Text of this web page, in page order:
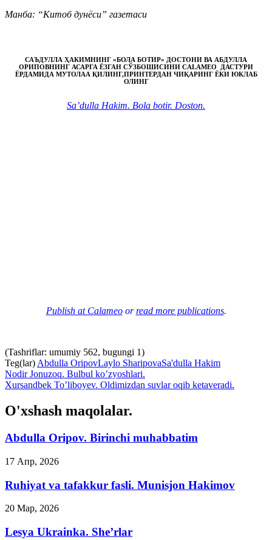
Манба: “Китоб дунёси” газетаси
САЪДУЛЛА ҲАКИМНИНГ «БОЛА БОТИР» ДОСТОНИ ВА АБДУЛЛА
ОРИПОВНИНГ АСАРГА ЁЗГАН СЎЗБОШИСИНИ CALAMEO ДАСТУРИ
ЁРДАМИДА МУТОЛАА ҚИЛИНГ,ПРИНТЕРДАН ЧИҚАРИНГ ЁКИ ЮКЛАБ
ОЛИНГ
Sa’dulla Hakim. Bola botir. Doston.
Publish at Calameoorread more publications.
(Tashriflar: umumiy 562, bugungi 1)
Teg(lar) Abdulla OripovLaylo SharipovaSa'dulla Hakim
Nodir Jonuzoq. Bulbul ko’zyoshlari.
Xursandbek To’liboyev. Oldimizdan suvlar oqib ketaveradi.
O'xshash maqolalar.
Abdulla Oripov. Birinchi muhabbatim
17 Апр, 2026
Ruhiyat va tafakkur fasli. Munisjon Hakimov
20 Мар, 2026
Lesya Ukrainka. She’rlar